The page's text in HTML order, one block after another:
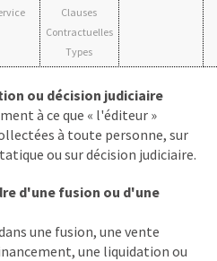
Clauses
Contractuelles
Types
ou décision judiciaire
à ce que « l'éditeur »
à toute personne, sur
ou sur décision judiciaire.
d'une fusion ou d'une
une fusion, une vente
une liquidation ou